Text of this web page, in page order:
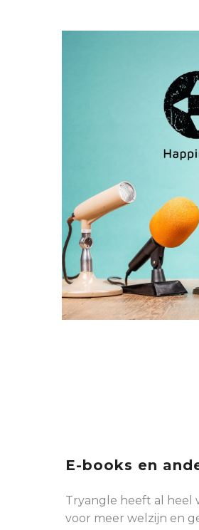
E-books en
Tryangle heeft al heel
voor meer welzijn en